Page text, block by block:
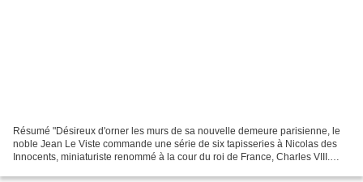
Résumé "Désireux d'orner les murs de sa nouvelle demeure parisienne, le
noble Jean Le Viste commande une série de six tapisseries à Nicolas des
Innocents, miniaturiste renommé à la cour du roi de France, Charles VIII.